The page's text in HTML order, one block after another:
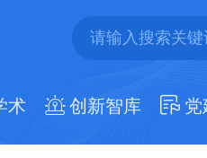
术 创新智库 党